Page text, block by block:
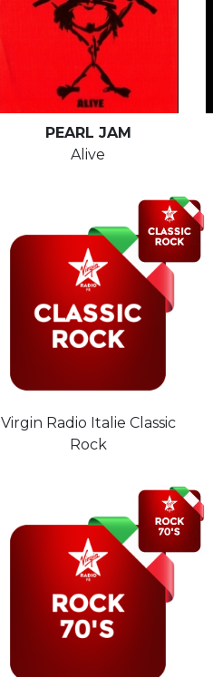
PEARL JAM
Alive
Virgin Radio Italie Classic
Rock